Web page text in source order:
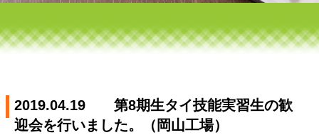
2019.04.19 第8期生タイ技能実習生の歓
迎会を行いました。（岡山工場）